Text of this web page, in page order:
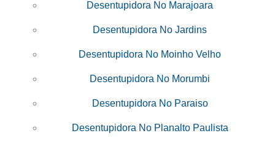
Desentupidora No Marajoara
Desentupidora No Jardins
Desentupidora No Moinho Velho
Desentupidora No Morumbi
Desentupidora No Paraiso
Desentupidora No Planalto Paulista